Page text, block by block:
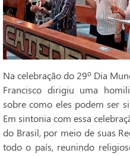
Na celebração do 29º Dia
Francisco dirigiu uma
sobre como eles podem ser
Em sintonia com essa
do Brasil, por meio de suas
todo o país, reunindo